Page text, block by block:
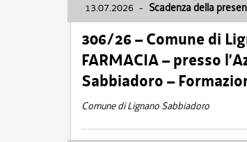
13.07.2026 - Scadenza della
306/26 – Comune di
FARMACIA – presso
Sabbiadoro –
Comune di Lignano Sabbiadoro